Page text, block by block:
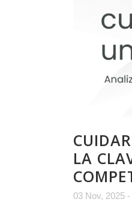
LA
03 Nov, 2025 -